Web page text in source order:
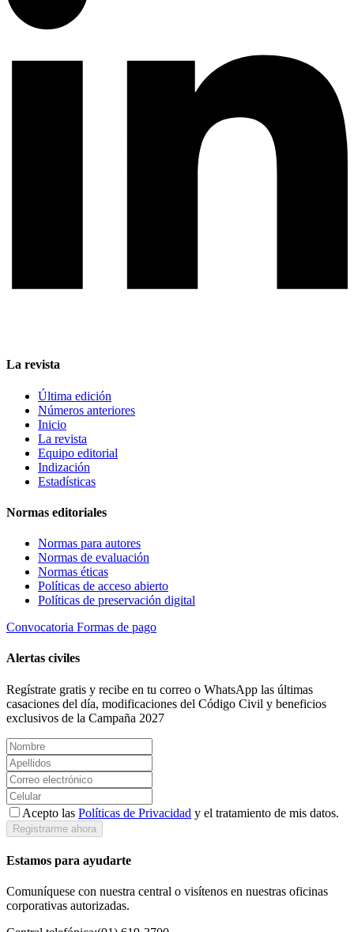
La revista
Última edición
Números anteriores
Inicio
La revista
Equipo editorial
Indización
Estadísticas
Normas editoriales
Normas para autores
Normas de evaluación
Normas éticas
Políticas de acceso abierto
Políticas de preservación digital
Convocatoria Formas de pago
Alertas civiles
Regístrate gratis y recibe en tu correo o WhatsApp las últimas
casaciones del día, modificaciones del Código Civil y beneficios
exclusivos de la Campaña 2027
Acepto las Políticas de Privacidad y el tratamiento de mis datos.
Registrarme ahora
Estamos para ayudarte
Comuníquese con nuestra central o visítenos en nuestras oficinas
corporativas autorizadas.